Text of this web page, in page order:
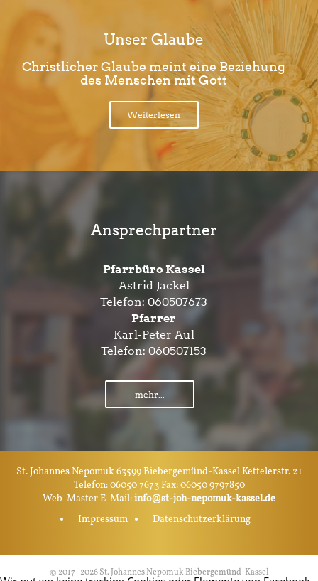
Unser Glaube
Christlicher Glaube meint eine Beziehung
des Menschen mit Gott
Weiterlesen
Ansprechpartner
Pfarrbüro Kassel
Astrid Jackel
Telefon: 060507673
Pfarrer
Karl-Peter Aul
Telefon: 060507153
mehr...
St. Johannes Nepomuk 63599 Biebergemünd-Kassel Kettelerstr. 21
Telefon: 06050 7673 Fax: 06050 9797850
Web-Master E-Mail:info@st-joh-nepomuk-kassel.de
Impressum
Datenschutzerklärung
© 2017–2026 St. Johannes Nepomuk Biebergemünd-Kassel